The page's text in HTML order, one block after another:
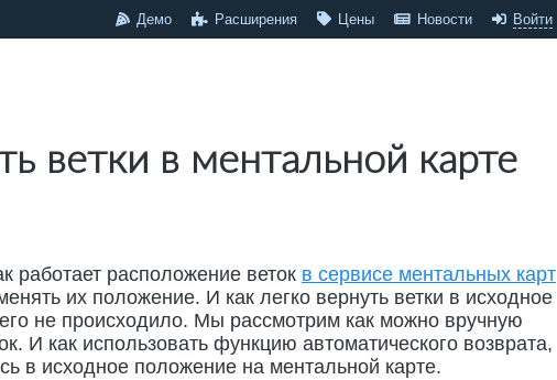
Демо Расширения Цены Новости Войти
ветки в ментальной карте
работает расположение веток в сервисе ментальных карт
их положение. И как легко вернуть ветки в исходное
не происходило. Мы рассмотрим как можно вручную
И как использовать функцию автоматического возврата,
в исходное положение на ментальной карте.